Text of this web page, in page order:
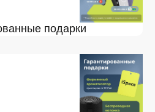
подарки